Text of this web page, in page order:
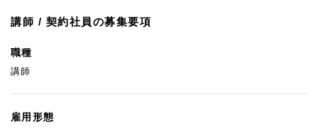
講師 / 契約社員の募集要項
職種
講師
雇用形態